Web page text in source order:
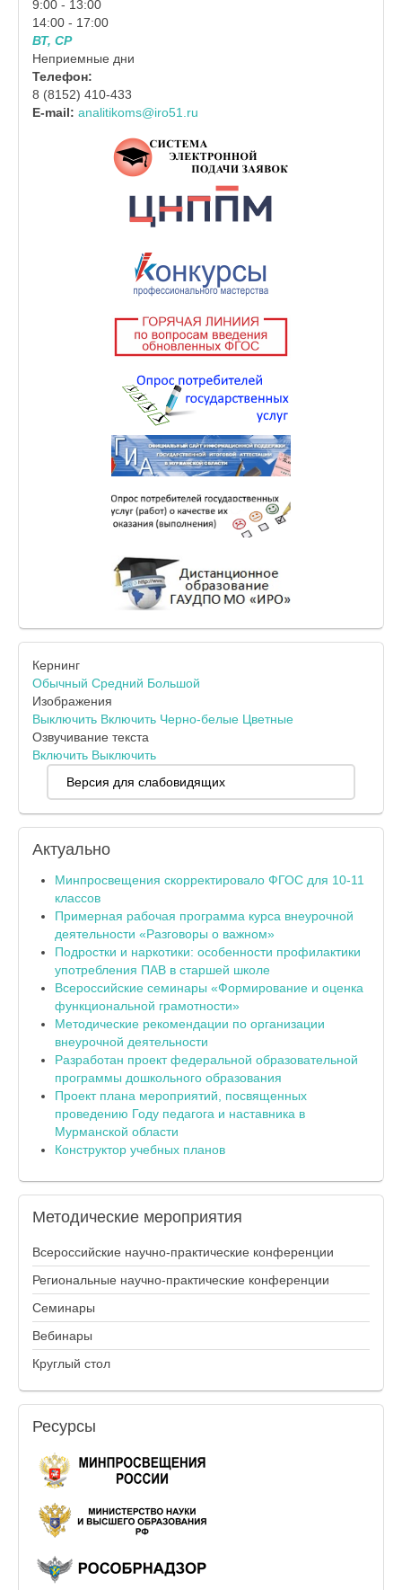
9:00 - 13:00
14:00 - 17:00
ВТ, СР
Неприемные дни
Телефон:
8 (8152) 410-433
E-mail: analitikoms@iro51.ru
Кернинг
Обычный Средний Большой
Изображения
Выключить Включить Черно-белые Цветные
Озвучивание текста
Включить Выключить
Версия для слабовидящих
Актуально
Минпросвещения скорректировало ФГОС для 10-11
классов
Примерная рабочая программа курса внеурочной
деятельности «Разговоры о важном»
Подростки и наркотики: особенности профилактики
употребления ПАВ в старшей школе
Всероссийские семинары «Формирование и оценка
функциональной грамотности»
Методические рекомендации по организации
внеурочной деятельности
Разработан проект федеральной образовательной
программы дошкольного образования
Проект плана мероприятий, посвященных
проведению Году педагога и наставника в
Мурманской области
Конструктор учебных планов
Методические мероприятия
Всероссийские научно-практические конференции
Региональные научно-практические конференции
Семинары
Вебинары
Круглый стол
Ресурсы